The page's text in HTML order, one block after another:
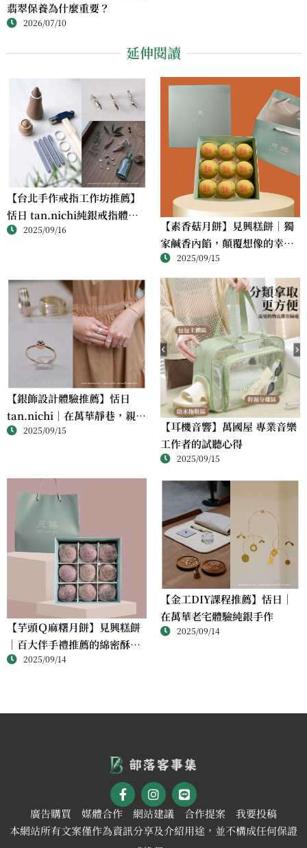
翡翠保養為什麼重要？
2026/07/10
延伸閱讀
【台北手作戒指工作坊推薦】
恬日 tan.nichi純銀戒指體驗
｜情侶・朋友一起完成的金工
2025/09/16
【素香菇月餅】見興糕餅｜獨
家鹹香內餡，顛覆想像的幸福
滋味2025/09/15
【銀飾設計體驗推薦】恬日
tan.nichi｜在萬華靜巷，親手
完成屬於自己的銀戒
2025/09/15
【耳機音響】萬國屋 專業音樂
工作者的試聽心得
2025/09/15
【芋頭Ｑ麻糬月餅】見興糕餅
｜百大伴手禮推薦的綿密酥香
新體驗2025/09/14
【金工DIY課程推薦】恬日｜
在萬華老宅體驗純銀手作
2025/09/14
廣告購買 媒體合作 網站建議 合作提案
我要投稿
本網站所有文案僅作為資訊分享及介紹用途，並不構成任何保證